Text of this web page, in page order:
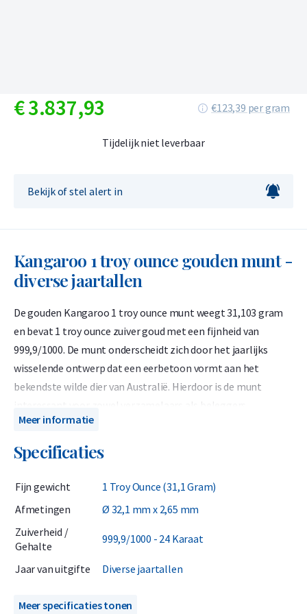
€3.837,93 €123,39 per gram
Tijdelijk niet leverbaar
Bekijk of stel alert in
Kangaroo 1 troy ounce gouden munt -
diverse jaartallen
De gouden Kangaroo 1 troy ounce munt weegt 31,103 gram
en bevat 1 troy ounce zuiver goud met een fijnheid van
999,9/1000. De munt onderscheidt zich door het jaarlijks
wisselende ontwerp dat een eerbetoon vormt aan het
bekendste wilde dier van Australië. Hierdoor is de munt
interessant voor zowel verzamelaars als beleggers.
komen uit de periode 1990 tot en met 2024. Vanuit
omdat ze vaak goedkoper zijn dan de nieuwste Kangaroo
munt (2025) die rechtstreeks van het munthuis komt. Bij
gouden Kangaroo munt hetzelfde bedrag.
Elke munt wordt geleverd in een harde kunststof capsule die
beschadigingen. De munt wordt geslagen door The Perth
Meer informatie
Specificaties
Fijn gewicht
1 Troy Ounce (31,1 Gram)
Afmetingen
Ø 32,1 mm x 2,65 mm
Zuiverheid /
Gehalte
999,9/1000 - 24 Karaat
Jaar van uitgifte Diverse jaartallen
Meer specificaties tonen